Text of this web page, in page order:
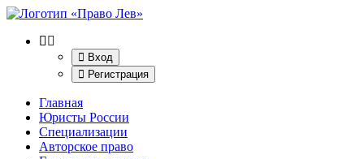
Вход
Регистрация
Главная
Юристы России
Специализации
Авторское право